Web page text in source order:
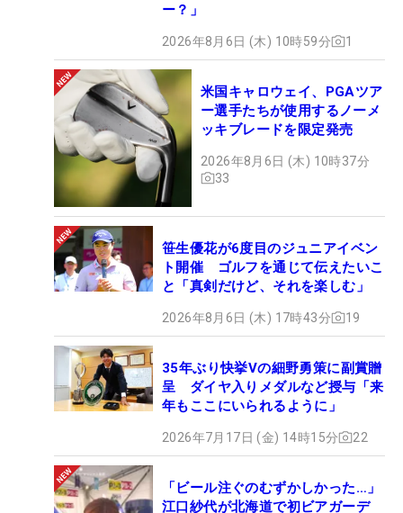
ー？」
2026年8月6日 (木) 10時59分 1
米国キャロウェイ、PGAツア
ー選手たちが使用するノーメ
ッキブレードを限定発売
2026年8月6日 (木) 10時37分
33
笹生優花が6度目のジュニアイベン
ト開催 ゴルフを通じて伝えたいこ
と「真剣だけど、それを楽しむ」
2026年8月6日 (木) 17時43分 19
35年ぶり快挙Vの細野勇策に副賞贈
呈 ダイヤ入りメダルなど授与「来
年もここにいられるように」
2026年7月17日 (金) 14時15分 22
「ビール注ぐのむずかしかった…」
江口紗代が北海道で初ビアガーデ